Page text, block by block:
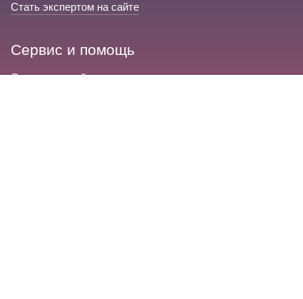
Стать экспертом на сайте
Сервис и помощь
Справка по сайту